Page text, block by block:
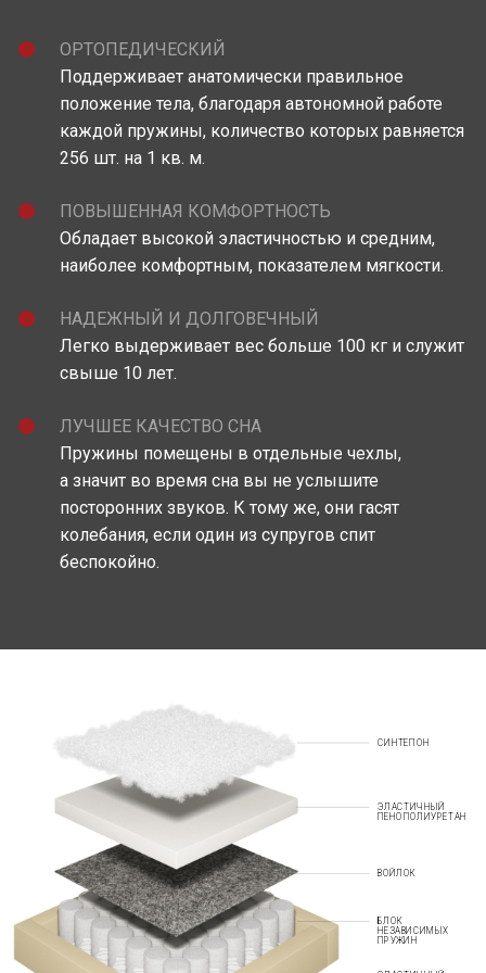
ОРТОПЕДИЧЕСКИЙ
Поддерживает анатомически правильное
положение тела, благодаря автономной работе
каждой пружины, количество которых равняется
256 шт. на 1 кв. м.
ПОВЫШЕННАЯ КОМФОРТНОСТЬ
Обладает высокой эластичностью и средним,
наиболее комфортным, показателем мягкости.
НАДЕЖНЫЙ И ДОЛГОВЕЧНЫЙ
Легко выдерживает вес больше 100 кг и служит
свыше 10 лет.
ЛУЧШЕЕ КАЧЕСТВО СНА
Пружины помещены в отдельные чехлы,
а значит во время сна вы не услышите
посторонних звуков. К тому же, они гасят
колебания, если один из супругов спит
беспокойно.
СИНТЕПОН
ЭЛАСТИЧНЫЙ
ПЕНОПОЛИУРЕТАН
ВОЙЛОК
БЛОК
НЕЗАВИСИМЫХ
ПРУЖИН